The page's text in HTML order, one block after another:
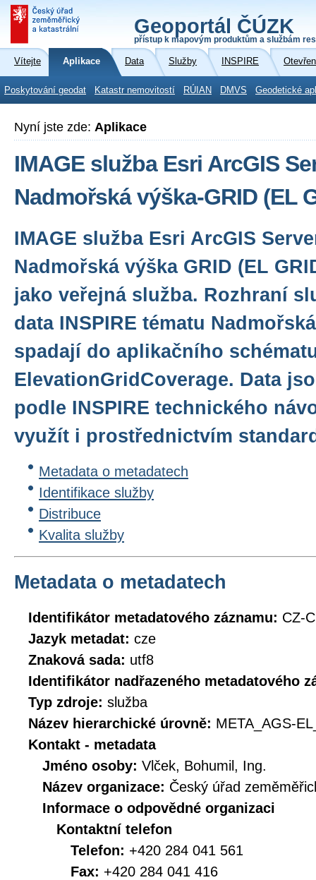
Geoportál ČÚZK
přístup k mapovým produktům a službám
Vítejte Aplikace Data Služby INSPIRE
Poskytování geodat Katastr nemovitostí RÚIAN DMVS Geodetické
Nyní jste zde: Aplikace
IMAGE služba Esri ArcGIS
Nadmořská výška-GRID (EL
IMAGE služba Esri ArcGIS
Nadmořská výška GRID (EL
jako veřejná služba. Rozhraní
data INSPIRE tématu
spadají do aplikačního
ElevationGridCoverage. Data
podle INSPIRE technického
využít i prostřednictvím
Metadata o metadatech
Identifikace služby
Distribuce
Kvalita služby
Metadata o metadatech
Identifikátor metadatového záznamu: CZ-
Jazyk metadat: cze
Znaková sada: utf8
Identifikátor nadřazeného metadatového
Typ zdroje: služba
Název hierarchické úrovně: META_AGS-
Kontakt - metadata
Jméno osoby: Vlček, Bohumil, Ing.
Název organizace: Český úřad
Informace o odpovědné organizaci
Kontaktní telefon
Telefon: +420 284 041 561
Fax: +420 284 041 416